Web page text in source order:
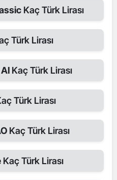
Kaç Türk Lirası
Türk Lirası
Kaç Türk Lirası
Türk Lirası
Kaç Türk Lirası
Kaç Türk Lirası